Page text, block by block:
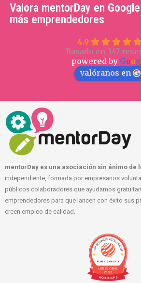
Valora mentorDay en
más emprendedores
4.9
Basado en 347
powered by Goog
valóranos en
mentorDay es una asociación sin ánimo de
independiente, formada por empresarios
públicos colaboradores que ayudamos
emprendedores para que lancen con éxito sus
creen empleo de calidad.